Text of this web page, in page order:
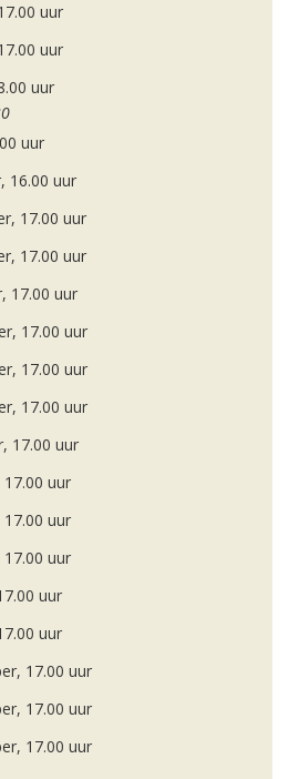
uur
uur
uur
uur
16.00 uur
17.00 uur
17.00 uur
17.00 uur
17.00 uur
17.00 uur
17.00 uur
17.00 uur
uur
uur
uur
uur
uur
17.00 uur
17.00 uur
17.00 uur